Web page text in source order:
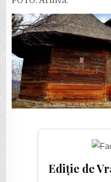
Ediție de